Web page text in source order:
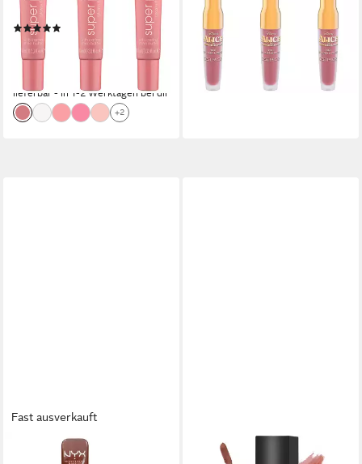
milchig glänzender Textur
7,99 €
8,99 €
(266,33 €/ 1 l)
lieferbar - in 1-2 Werktagen bei dir
+2
10,99 €
13,49 €
(2.073,58 €/ 1 kg)
-19%
lieferbar - in 1-2 Werktagen bei dir
Fast ausverkauft
NYX PROFESSIONAL MAKEUP NEWWELL